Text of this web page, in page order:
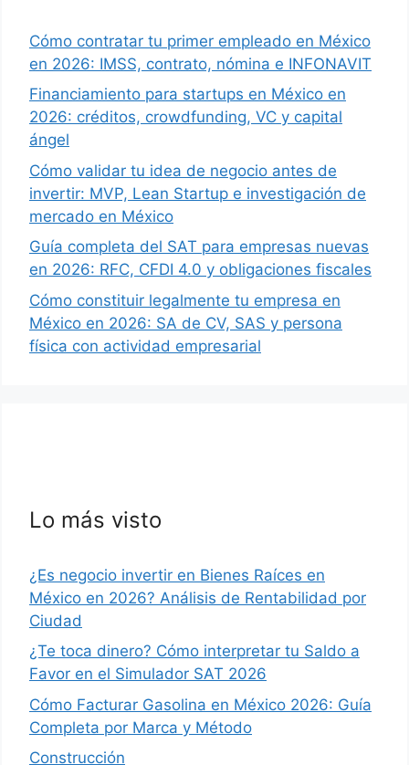
Cómo contratar tu primer empleado en México
en 2026: IMSS, contrato, nómina e INFONAVIT
Financiamiento para startups en México en
2026: créditos, crowdfunding, VC y capital
ángel
Cómo validar tu idea de negocio antes de
invertir: MVP, Lean Startup e investigación de
mercado en México
Guía completa del SAT para empresas nuevas
en 2026: RFC, CFDI 4.0 y obligaciones fiscales
Cómo constituir legalmente tu empresa en
México en 2026: SA de CV, SAS y persona
física con actividad empresarial
Lo más visto
¿Es negocio invertir en Bienes Raíces en
México en 2026? Análisis de Rentabilidad por
Ciudad
¿Te toca dinero? Cómo interpretar tu Saldo a
Favor en el Simulador SAT 2026
Cómo Facturar Gasolina en México 2026: Guía
Completa por Marca y Método
Construcción